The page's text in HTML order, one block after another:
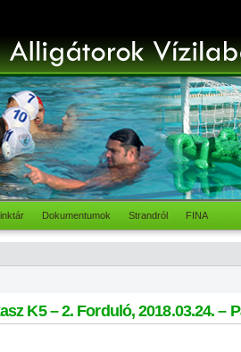
Dokumentumok Strandról FINA
K5 – 2. Forduló, 2018.03.24. –